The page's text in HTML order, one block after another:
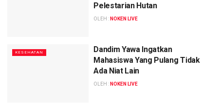
Pelestarian Hutan
OLEH : NOKEN LIVE
KESEHATAN
Dandim Yawa Ingatkan
Mahasiswa Yang Pulang Tidak
Ada Niat Lain
OLEH : NOKEN LIVE